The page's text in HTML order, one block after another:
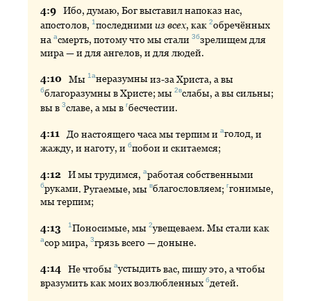
4:9 Ибо, думаю, Бог выставил напоказ нас,
апостолов,1последними из всех, как2обречённых
наасмерть, потому что мы стали3бзрелищем для
мира — и для ангелов, и для людей.
4:10 Мы 1анеразумныиз-за Христа, а вы
бблагоразумныв Христе; мы2вслабы, а вы сильны;
вы в3славе, а мы вгбесчестии.
4:11 До настоящего часа мы терпим иаголод, и
жажду, и наготу, ибпобои и скитаемся;
4:12 Имы трудимся,аработаясобственными
бруками. Ругаемые, мывблагословляем;ггонимые,
мы терпим;
4:13 1Поносимые, мы2увещеваем. Мы стали как
асормира,3грязьвсего — доныне.
4:14 Нечтобыаустыдитьвас, пишу это, а чтобы
вразумить как моих возлюбленныхбдетей.